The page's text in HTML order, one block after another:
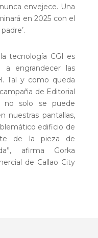
envejece. Una
en 2025 con el
tecnología CGI es
a engrandecer las
Tal y como queda
de Editorial
no solo se puede
nuestras pantallas,
edificio de
de la pieza de
afirma Gorka
de Callao City